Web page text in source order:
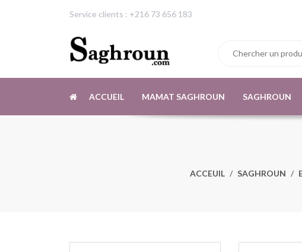
Service clients : +216 73 656 183
ACCUEIL MAMAT SAGHROUN SAGHROUN
ACCEUIL SAGHROUN